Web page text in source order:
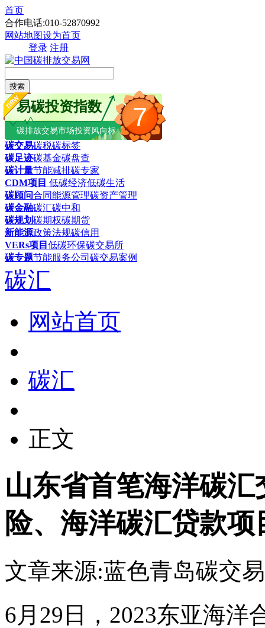
首页
合作电话:010-52870992
网站地图设为首页
登录 注册
搜索
7
易碳投资指数
碳排放交易市场投资风向标
碳交易碳税碳标签
碳足迹碳基金碳盘查
碳计量节能减排碳专家
CDM项目 低碳经济低碳生活
碳顾问合同能源管理碳资产管理
碳金融碳汇碳中和
碳规划碳期权碳期货
新能源政策法规碳信用
VERs项目 低碳环保碳交易所
碳专题节能服务公司 碳交易案例
碳汇
网站首页
碳汇
正文
山东省首笔海洋碳
险、海洋碳汇贷款
文章来源:蓝色青岛碳交
6月29日，2023东亚海洋